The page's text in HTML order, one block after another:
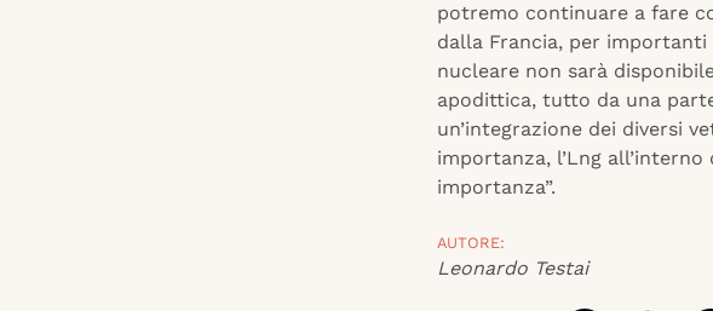
potremo continuare a fare
dalla Francia, per
nucleare non sarà
apodittica, tutto da una
un’integrazione dei diversi
importanza, l’Lng
importanza”.
AUTORE:
Leonardo Testai